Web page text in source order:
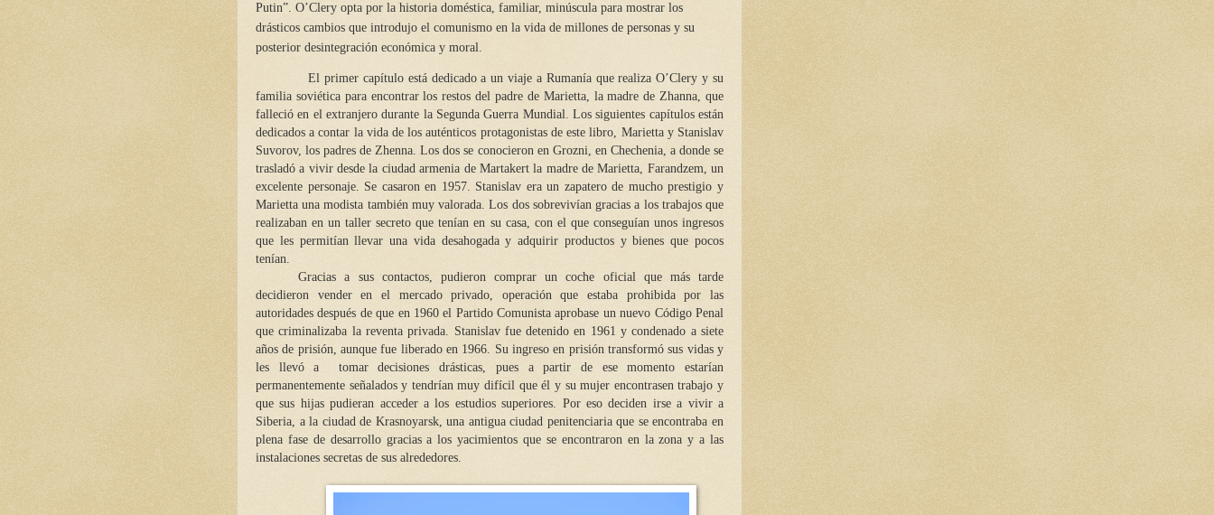
Putin”. O’Clery opta por la historia doméstica, familiar, minúscula para mostrar los
drásticos cambios que introdujo el comunismo en la vida de millones de personas y su
posterior desintegración económica y moral.
El primer capítulo está dedicado a un viaje a Rumanía que realiza O’Clery y su
familia soviética para encontrar los restos del padre de Marietta, la madre de Zhanna, que
falleció en el extranjero durante la Segunda Guerra Mundial. Los siguientes capítulos están
dedicados a contar la vida de los auténticos protagonistas de este libro, Marietta y Stanislav
Suvorov, los padres de Zhenna. Los dos se conocieron en Grozni, en Chechenia, a donde se
trasladó a vivir desde la ciudad armenia de Martakert la madre de Marietta, Farandzem, un
excelente personaje. Se casaron en 1957. Stanislav era un zapatero de mucho prestigio y
Marietta una modista también muy valorada. Los dos sobrevivían gracias a los trabajos que
realizaban en un taller secreto que tenían en su casa, con el que conseguían unos ingresos
que les permitían llevar una vida desahogada y adquirir productos y bienes que pocos
tenían.
Gracias a sus contactos, pudieron comprar un coche oficial que más tarde
decidieron vender en el mercado privado, operación que estaba prohibida por las
autoridades después de que en 1960 el Partido Comunista aprobase un nuevo Código Penal
que criminalizaba la reventa privada. Stanislav fue detenido en 1961 y condenado a siete
años de prisión, aunque fue liberado en 1966. Su ingreso en prisión transformó sus vidas y
les llevó a tomar decisiones drásticas, pues a partir de ese momento estarían
permanentemente señalados y tendrían muy difícil que él y su mujer encontrasen trabajo y
que sus hijas pudieran acceder a los estudios superiores. Por eso deciden irse a vivir a
Siberia, a la ciudad de Krasnoyarsk, una antigua ciudad penitenciaria que se encontraba en
plena fase de desarrollo gracias a los yacimientos que se encontraron en la zona y a las
instalaciones secretas de sus alrededores.